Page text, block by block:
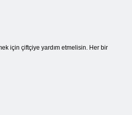
için çiftçiye yardım etmelisin. Her bir